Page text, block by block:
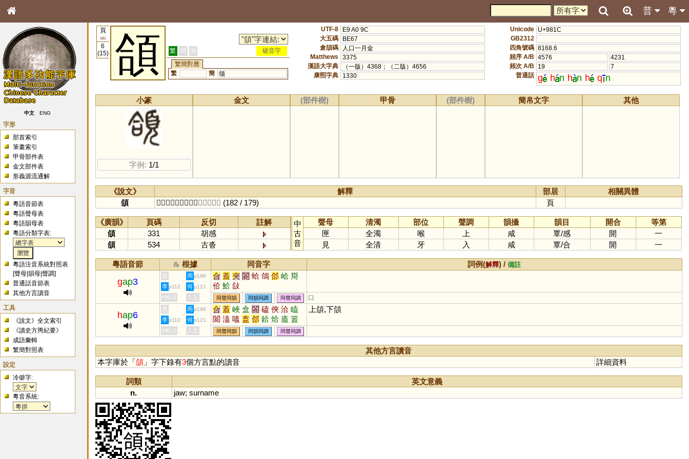
粵
普
中文 ENG
字形
部首索引
筆畫索引
甲骨部件表
金文部件表
形義源流通解
字音
粵語音節表
粵語聲母表
粵語韻母表
粵語分類字表:
粵語注音系統對照表
[聲母 |韻母 |聲調]
普通話音節表
其他方言讀音
工具
《說文》全文索引
《讀史方輿紀要》
成語彙輯
繁簡對照表
設定
冷僻字:
粵音系統:
頁
181
6
(15)
頜 繁 簡 港
破音字
繁簡對應
繁
簡 颌
UTF-8
E9 A0 9C
大五碼
BE67
倉頡碼
人口一月金
Matthews
3375
漢語大字典
（一版）4368；（二版）4656
康熙字典
1330
Unicode U+981C
GB2312
四角號碼 8168.6
頻序 A/B 4576
4231
頻次 A/B
19
7
普通話 g h n h n h q n
小篆
字例: 1/1
金文 (部件樹) 甲骨 (部件樹) 簡帛文字 其他
《說文》 解釋 部居
相關異體
頜
𩔞也。从頁，合聲。 〔胡感切〕 (182 / 179) 頁
《廣韻》 頁碼 反切
註解
頜
331
胡感
頜
534 古沓
中
古
音
聲母 清濁 部位 聲調 韻攝 韻目 開合
等第
匣
全濁 喉 上 咸 覃/感 開
一
見
全清 牙 入 咸 覃/合 開 一
粵語音節 & 根據 同音字 詞例(解釋) /備註
gap3
黃 周 p196 合 蓋 夾 閤 蛤 鴿 郃 峆 搿
佮 鮯 敆
李 p112 何 p121
HKLS 人文 同聲同韻 同韻同調 同聲同調 口
hap6
黃 周 p196 合 蓋 峽 盒 閤 磕 俠 洽 瞌
闔 溘 嗑 盍 郃 鉿 烚 廅 篕
鑉 熆 榙 珨 姶 噈 榼 搕 欱
上頜,下頜
李 p112 何 p121
HKLS 人文 同聲同韻 同韻同調 同聲同調
其他方言讀音
本字庫於「頜」字下錄有3個方言點的讀音 詳細資料
詞類
英文意義
n.
jaw; surname